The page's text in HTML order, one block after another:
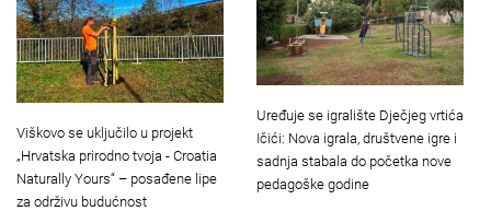
Viškovo se uključilo u projekt
„Hrvatska prirodno tvoja - Croatia
Naturally Yours“ – posađene lipe
za održivu budućnost
Uređuje se igralište Dječjeg vrtića
Ičići: Nova igrala, društvene igre i
sadnja stabala do početka nove
pedagoške godine